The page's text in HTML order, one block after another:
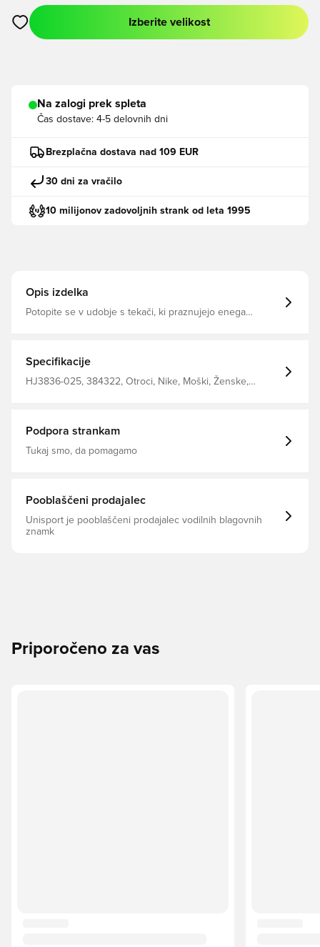
Odpre Modal za prijavo ali vpis kot član
Izberite velikost
Na zalogi prek spleta
Čas dostave: 4-5 delovnih dni
Brezplačna dostava nad 109 EUR
30 dni za vračilo
10 milijonov zadovoljnih strank od leta 1995
Opis izdelka
Potopite se v udobje s tekači, ki praznujejo enega
dodatne toplote Elastični pas z vrvico vam pomaga najti
popolno prileganje Rebraste manšete vam omogočajo, da
pokažete svoje najljubše superge 80% bombaž 20%
Specifikacije
HJ3836-025, 384322, Otroci, Nike, Moški, Ženske,
Podpora strankam
Tukaj smo, da pomagamo
Pooblaščeni prodajalec
Unisport je pooblaščeni prodajalec vodilnih blagovnih
znamk
Priporočeno za vas